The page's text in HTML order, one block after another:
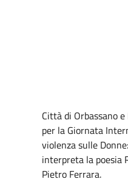
Città di Orbassano
per la Giornata
violenza sulle
interpreta la poesia
Pietro Ferrara.